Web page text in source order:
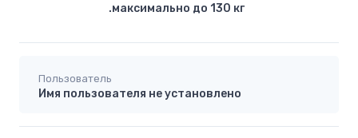
.максимально до 130 кг
Пользователь
Имя пользователя не установлено